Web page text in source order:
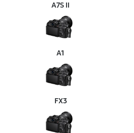
A7S II
A1
FX3